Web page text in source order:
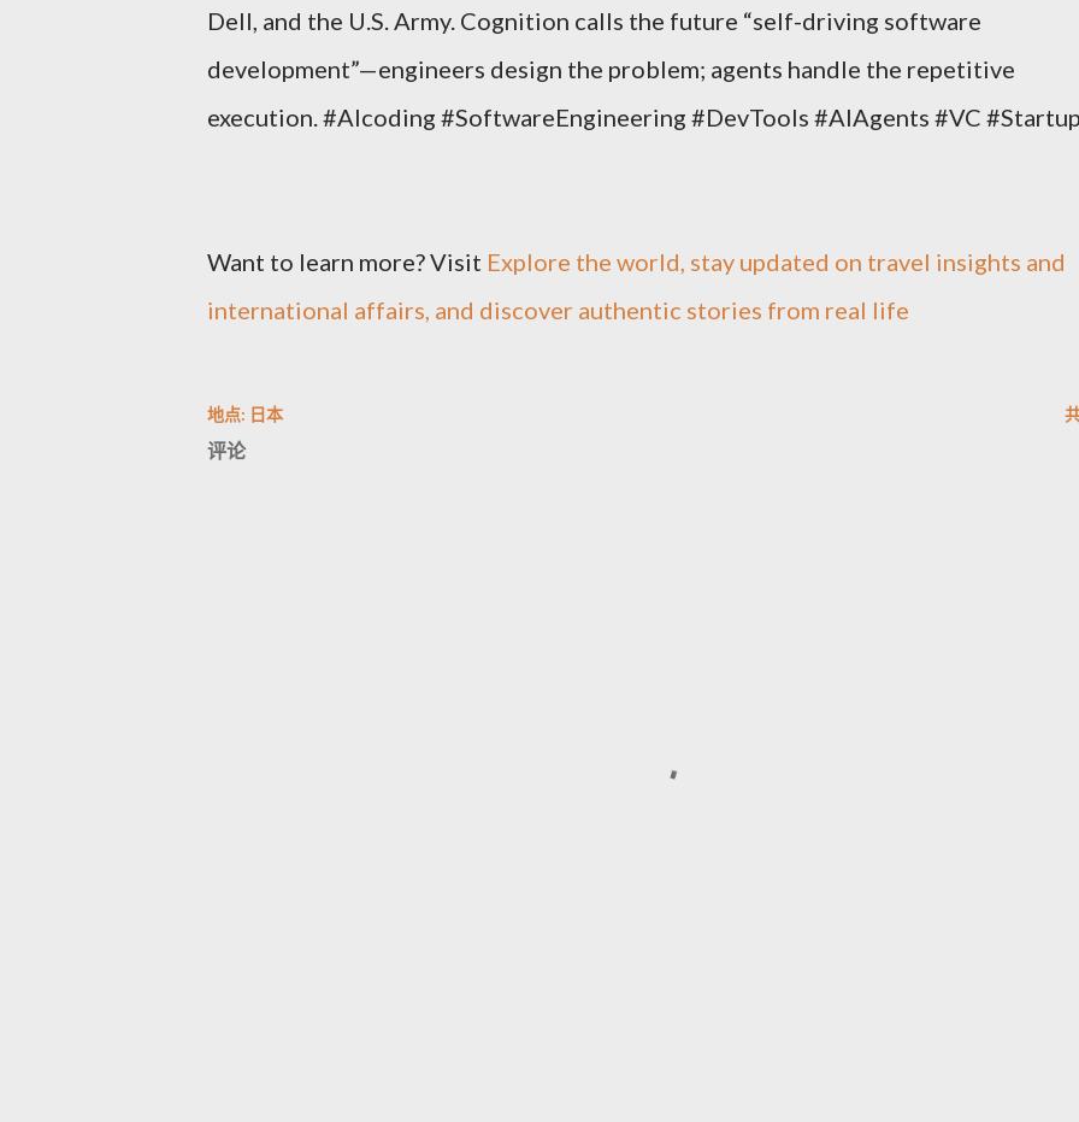
Dell, and the U.S. Army. Cognition calls the future “self-driving software
development”—engineers design the problem; agents handle the repetitive
execution. #AIcoding #SoftwareEngineering #DevTools #AIAgents #VC
Want to learn more? Visit Explore the world, stay updated on travel insights and
international affairs, and discover authentic stories from real life
地点: 日本
评论